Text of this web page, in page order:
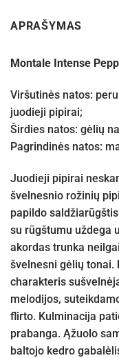
APRAŠYMAS
Montale Intense
Viršutinės natos:
juodieji pipirai;
Širdies natos: gėlių
Pagrindinės natos:
Juodieji pipirai
švelnesnio rožinių
papildo
su rūgštumu uždega
akordas trunka
švelnesni gėlių tonai.
charakteris
melodijos,
flirto. Kulminacija
prabanga. Ąžuolo
baltojo kedro